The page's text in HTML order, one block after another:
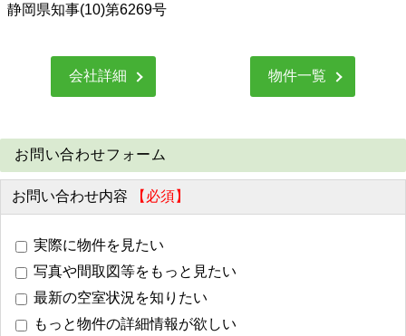
静岡県知事(10)第6269号
会社詳細 物件一覧
お問い合わせフォーム
お問い合わせ内容 【必須】
実際に物件を見たい
写真や間取図等をもっと見たい
最新の空室状況を知りたい
もっと物件の詳細情報が欲しい